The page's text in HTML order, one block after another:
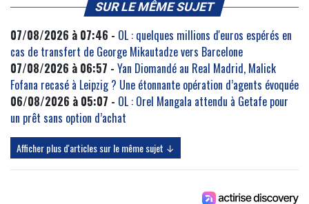
SUR LE MÊME SUJET
07/08/2026 à 07:46 - OL : quelques millions d'euros espérés en
cas de transfert de George Mikautadze vers Barcelone
07/08/2026 à 06:57 - Yan Diomandé au Real Madrid, Malick
Fofana recasé à Leipzig ? Une étonnante opération d’agents évoquée
06/08/2026 à 05:07 - OL : Orel Mangala attendu à Getafe pour
un prêt sans option d’achat
Afficher plus d'articles sur le même sujet ↓